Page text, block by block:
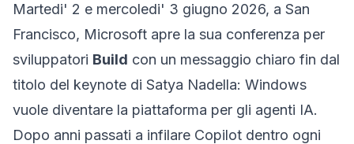
Martedi' 2 e mercoledi' 3 giugno 2026, a San
Francisco, Microsoft apre la sua conferenza per
sviluppatori Build con un messaggio chiaro fin dal
titolo del keynote di Satya Nadella: Windows
vuole diventare la piattaforma per gli agenti IA.
Dopo anni passati a infilare Copilot dentro ogni